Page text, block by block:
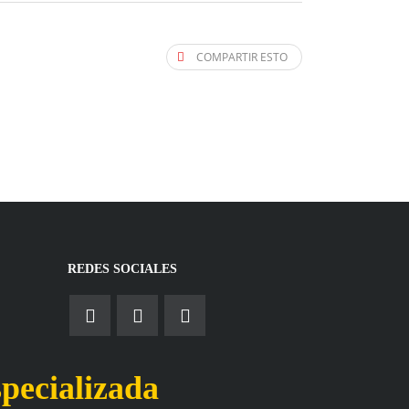
COMPARTIR ESTO
REDES SOCIALES